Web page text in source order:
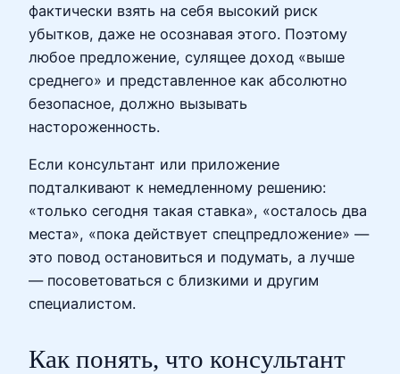
фактически взять на себя высокий риск
убытков, даже не осознавая этого. Поэтому
любое предложение, сулящее доход «выше
среднего» и представленное как абсолютно
безопасное, должно вызывать
настороженность.
Если консультант или приложение
подталкивают к немедленному решению:
«только сегодня такая ставка», «осталось два
места», «пока действует спецпредложение» —
это повод остановиться и подумать, а лучше
— посоветоваться с близкими и другим
специалистом.
Как понять, что консультант